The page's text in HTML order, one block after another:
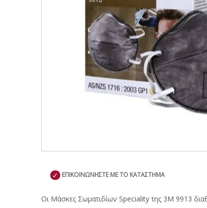
✓ ΕΠΙΚΟΙΝΩΝΗΣΤΕ ΜΕ ΤΟ ΚΑΤΑΣΤΗΜΑ
Οι Μάσκες Σωματιδίων Speciality της 3Μ 9913